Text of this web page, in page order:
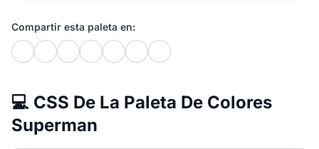
Compartir esta paleta en:
💻 CSS De La Paleta De Colores
Superman